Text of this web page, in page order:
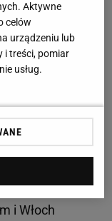
Paris
cenę
tym
ogrze
żeby
Za
prezydent
Bartomeu mają
i Włoch
Aktywne
celów
urządzeniu lub
i treści, pomiar
usług.